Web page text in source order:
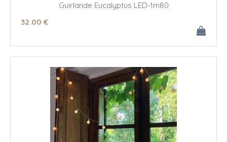
Guirlande Eucalyptus LED-1m80
32.00 €